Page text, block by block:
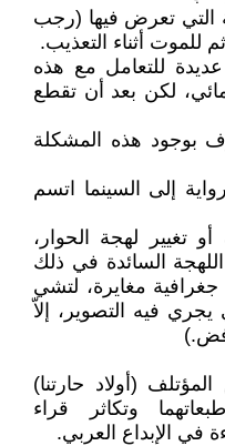
التي تعرض فيها (رجب
أثناء التعذيب.
للتعامل مع هذه
لكن بعد أن تقطع
بوجود هذه المشكلة
إلى السينما اتسم
تغيير لهجة الحوار،
السائدة في ذلك
جغرافية مغايرة، لتشي
فيه التصوير، إلاّ
(أولاد حارتنا)
وتكاثر قراء
في الإبداع العربي.